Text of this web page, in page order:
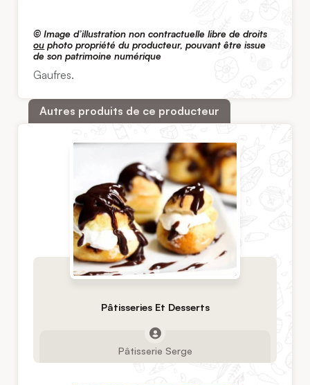
© Image d’illustration non contractuelle libre de droits
ou photo propriété du producteur, pouvant être issue
de son patrimoine numérique
Gaufres.
Autres produits de ce producteur
Pâtisseries Et Desserts
Pâtisserie Serge